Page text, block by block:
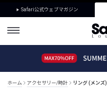
Safari公式ウェブマガジン
ホーム アクセサリー/時計 リング (メンズ)